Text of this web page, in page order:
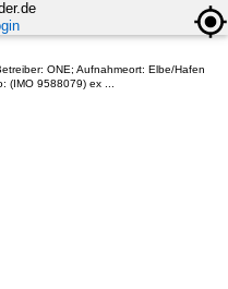
ONE; Aufnahmeort: Elbe/Hafen
(IMO 9588079) ex ...